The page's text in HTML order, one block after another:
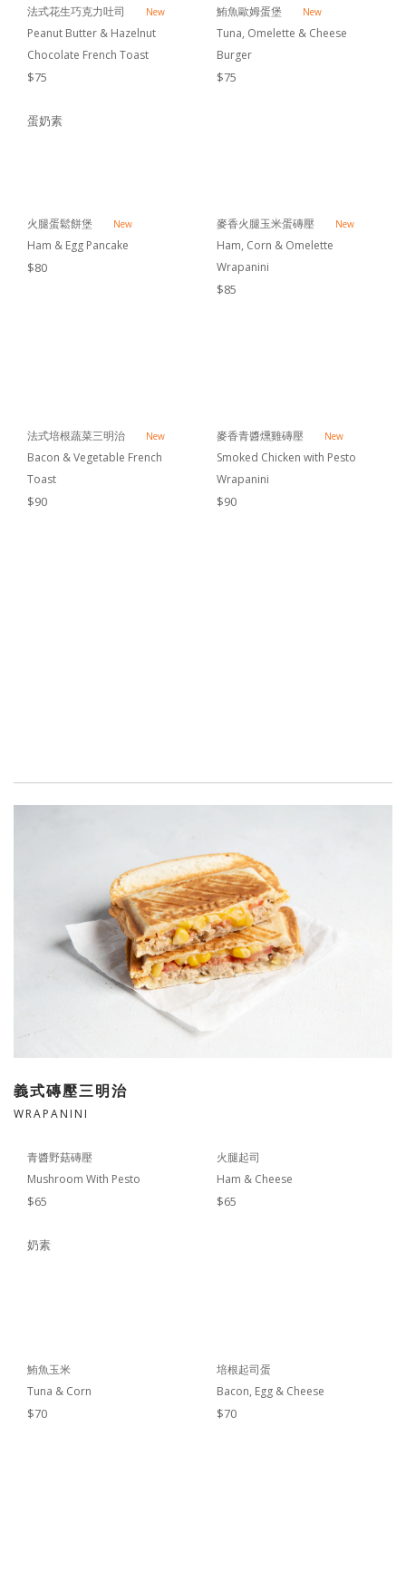
法式花生巧克力吐司 New
Peanut Butter & Hazelnut
Chocolate French Toast
$75
蛋奶素
鮪魚歐姆蛋堡 New
Tuna, Omelette & Cheese
Burger
$75
火腿蛋鬆餅堡 New
Ham & Egg Pancake
$80
麥香火腿玉米蛋磚壓 New
Ham, Corn & Omelette
Wrapanini
$85
法式培根蔬菜三明治 New
Bacon & Vegetable French
Toast
$90
麥香青醬燻雞磚壓 New
Smoked Chicken with Pesto
Wrapanini
$90
義式磚壓三明治
WRAPANINI
青醬野菇磚壓
Mushroom With Pesto
$65
奶素
火腿起司
Ham & Cheese
$65
鮪魚玉米
Tuna & Corn
$70
培根起司蛋
Bacon, Egg & Cheese
$70